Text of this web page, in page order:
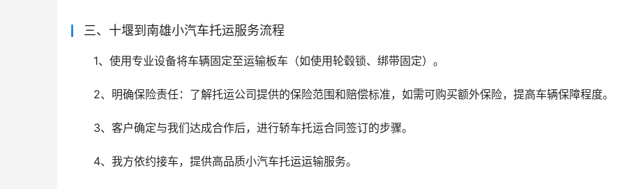
三、十堰到南雄小汽车托运服务流程
1、使用专业设备将车辆固定至运输板车（如使用轮毂锁、绑带固定）。
2、明确保险责任：了解托运公司提供的保险范围和赔偿标准，如需可购买额外保险，提高车辆保障程度。
3、客户确定与我们达成合作后，进行轿车托运合同签订的步骤。
4、我方依约接车，提供高品质小汽车托运运输服务。